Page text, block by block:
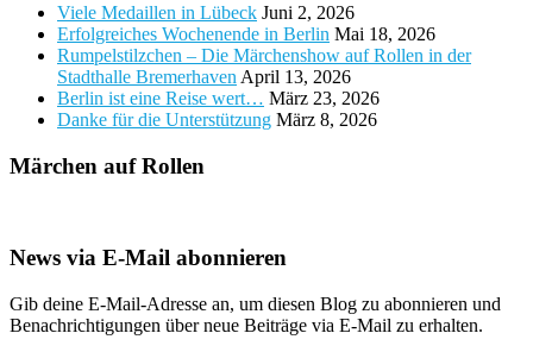
Viele Medaillen in Lübeck Juni 2, 2026
Erfolgreiches Wochenende in Berlin Mai 18, 2026
Rumpelstilzchen – Die Märchenshow auf Rollen in der
Stadthalle Bremerhaven April 13, 2026
Berlin ist eine Reise wert… März 23, 2026
Danke für die Unterstützung März 8, 2026
Märchen auf Rollen
News via E-Mail abonnieren
Gib deine E-Mail-Adresse an, um diesen Blog zu abonnieren und
Benachrichtigungen über neue Beiträge via E-Mail zu erhalten.